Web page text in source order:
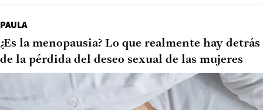
PAULA
¿Es la menopausia? Lo que realmente hay detrás
de la pérdida del deseo sexual de las mujeres